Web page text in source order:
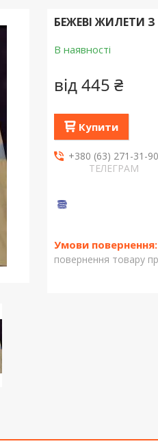
БЕЖЕВІ ЖИЛЕТИ
В наявності
від445 ₴
Купити
+380 (63) 271-31-90
ТЕЛЕГРАМ
повернення товару